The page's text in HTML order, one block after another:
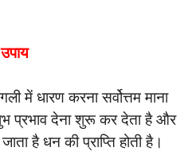
में धारण करना सर्वोत्तम माना
प्रभाव देना शुरू कर देता है और
है धन की प्राप्ति होती है।